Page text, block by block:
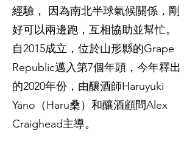
經驗， 因為南北半球氣候關係，剛
好可以兩邊跑，互相協助並幫忙。
自2015成立，位於山形縣的Grape
Republic邁入第7個年頭，今年釋出
的2020年份，由釀酒師Haruyuki
Yano（Haru桑）和釀酒顧問Alex
Craighead主導。